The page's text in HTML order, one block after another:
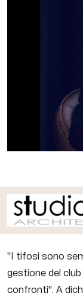
"I tifosi sono
gestione del
confronti". A